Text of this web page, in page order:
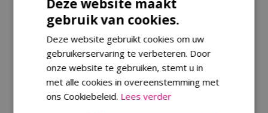
Deze website maakt
gebruik van cookies.
Deze website gebruikt cookies om uw
gebruikerservaring te verbeteren. Door
onze website te gebruiken, stemt u in
met alle cookies in overeenstemming met
ons Cookiebeleid. Lees verder